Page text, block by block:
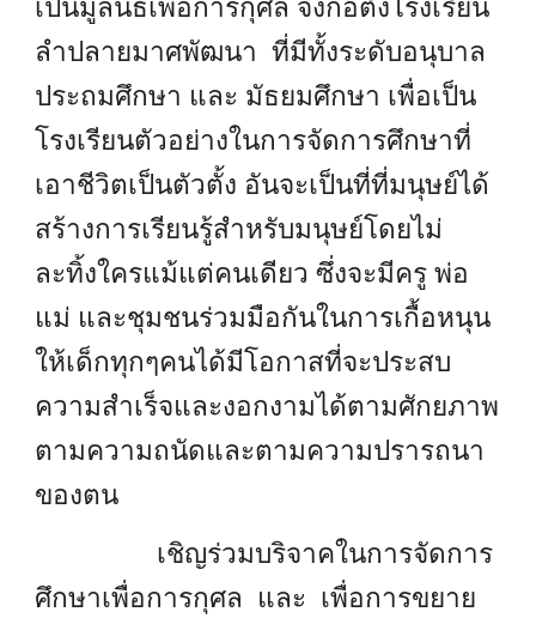
เป็นมูลนิธิเพื่อการกุศล จึงก่อตั้งโรงเรียน
ลำปลายมาศพัฒนา ที่มีทั้งระดับอนุบาล
ประถมศึกษา และ มัธยมศึกษา เพื่อเป็น
โรงเรียนตัวอย่างในการจัดการศึกษาที่
เอาชีวิตเป็นตัวตั้ง อันจะเป็นที่ที่มนุษย์ได้
สร้างการเรียนรู้สำหรับมนุษย์โดยไม่
ละทิ้งใครแม้แต่คนเดียว ซึ่งจะมีครู พ่อ
แม่ และชุมชนร่วมมือกันในการเกื้อหนุน
ให้เด็กทุกๆคนได้มีโอกาสที่จะประสบ
ความสำเร็จและงอกงามได้ตามศักยภาพ
ตามความถนัดและตามความปรารถนา
ของตน
เชิญร่วมบริจาคในการจัดการ
ศึกษาเพื่อการกุศล และ เพื่อการขยาย